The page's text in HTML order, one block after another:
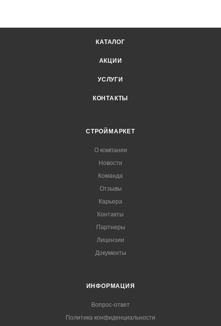
КАТАЛОГ
АКЦИИ
УСЛУГИ
КОНТАКТЫ
СТРОЙМАРКЕТ
О компании
Новости
Команда
Отзывы
Карьера
Контакты
Партнеры
Лицензии
Документы
ИНФОРМАЦИЯ
Вопрос-ответ
Политика конфиденциальности